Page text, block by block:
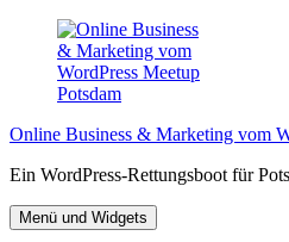
springen
Online Business & Marketing vom
Ein WordPress-Rettungsboot für
Menü und Widgets